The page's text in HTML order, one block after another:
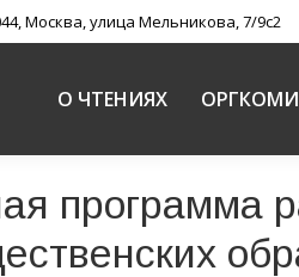
Москва, улица Мельникова, 7/9с2
О ЧТЕНИЯХ
программа